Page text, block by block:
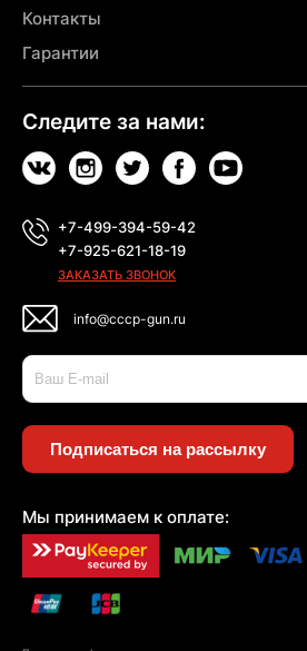
Контакты
Гарантии
Следите за нами:
+7-499-394-59-42
+7-925-621-18-19
ЗАКАЗАТЬ ЗВОНОК
info@cccp-gun.ru
Подписаться на рассылку
Мы принимаем к оплате: